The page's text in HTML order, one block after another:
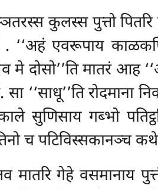
कुलस्स पुत्तो
. ‘‘अहं एवरूपाय
मे दोसो’’ति मातरं आह
‘‘साधू’’ति
सुणिसाय गब्भो
च पटिविस्सकानञ्च
मातरि गेहे वसमानाय